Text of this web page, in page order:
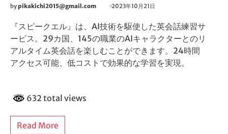
bypikakichi2015@gmail.com 2023年10月21日
『スピークエル』は、AI技術を駆使した英会話練習サ
ービス。29カ国、145の職業のAIキャラクターとのリ
アルタイム英会話を楽しむことができます。24時間
アクセス可能、低コストで効果的な学習を実現。
632 total views
Read More